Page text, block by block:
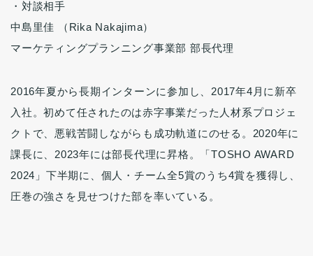
・対談相手
中島里佳 （Rika Nakajima）
マーケティングプランニング事業部 部長代理
2016年夏から長期インターンに参加し、2017年4月に新卒
入社。初めて任されたのは赤字事業だった人材系プロジェ
クトで、悪戦苦闘しながらも成功軌道にのせる。2020年に
課長に、2023年には部長代理に昇格。「TOSHO AWARD
2024」下半期に、個人・チーム全5賞のうち4賞を獲得し、
圧巻の強さを見せつけた部を率いている。